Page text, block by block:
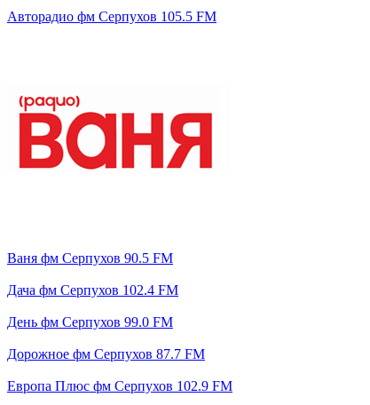
Авторадио фм Серпухов 105.5 FM
Ваня фм Серпухов 90.5 FM
Дача фм Серпухов 102.4 FM
День фм Серпухов 99.0 FM
Дорожное фм Серпухов 87.7 FM
Европа Плюс фм Серпухов 102.9 FM